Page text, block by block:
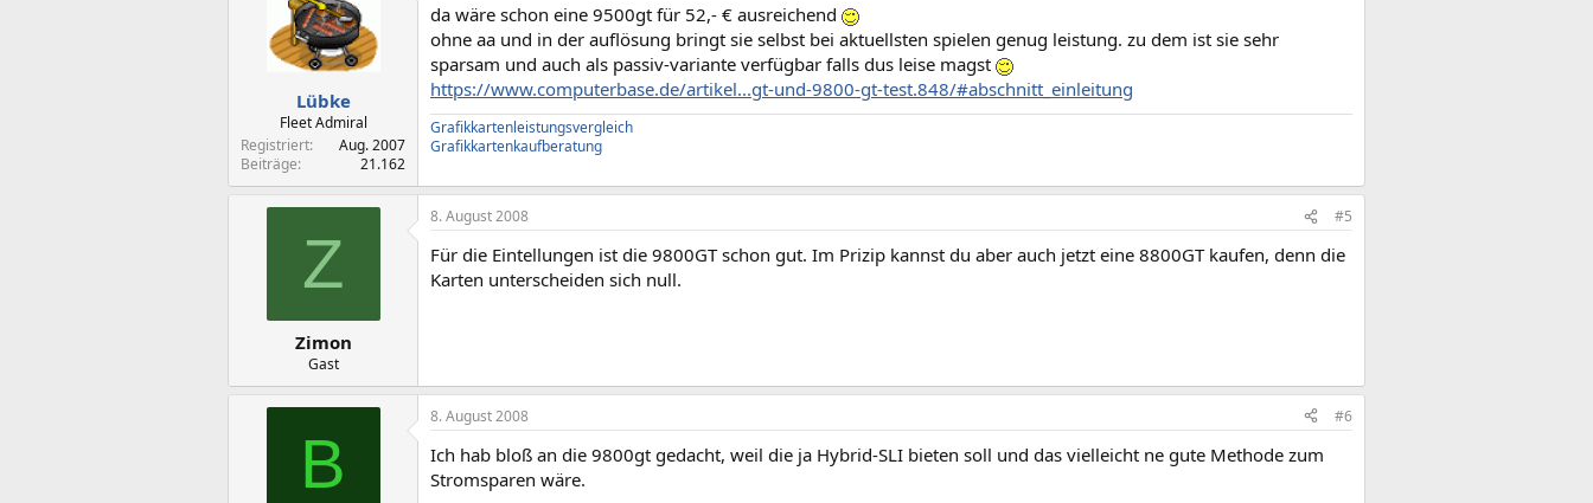
Lübke
Fleet Admiral
Registriert
Aug. 2007
Beiträge
21.162
da wäre schon eine 9500gt für 52,- € ausreichend
ohne aa und in der auflösung bringt sie selbst bei aktuellsten spielen genug leistung. zu dem ist sie sehr
sparsam und auch als passiv-variante verfügbar falls dus leise magst
https://www.computerbase.de/artikel...gt-und-9800-gt-test.848/#abschnitt_einleitung
Grafikkartenleistungsvergleich
Grafikkartenkaufberatung
Z
Zimon
Gast
8. August 2008 #5
Für die Eintellungen ist die 9800GT schon gut. Im Prizip kannst du aber auch jetzt eine 8800GT kaufen, denn die
Karten unterscheiden sich null.
B
8. August 2008 #6
Ich hab bloß an die 9800gt gedacht, weil die ja Hybrid-SLI bieten soll und das vielleicht ne gute Methode zum
Stromsparen wäre.